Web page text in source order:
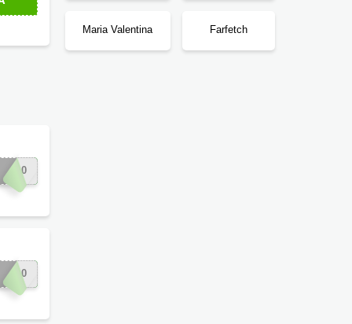
Maria Valentina Farfetch